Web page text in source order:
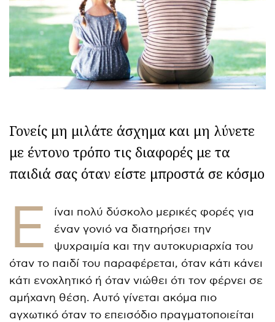
Γονείς μη μιλάτε άσχημα και μη λύνετε
με έντονο τρόπο τις διαφορές με τα
παιδιά σας όταν είστε μπροστά σε κόσμο
Ε
ίναι πολύ δύσκολο μερικές φορές για
έναν γονιό να διατηρήσει την
ψυχραιμία και την αυτοκυριαρχία του
όταν το παιδί του παραφέρεται, όταν κάτι κάνει
κάτι ενοχλητικό ή όταν νιώθει ότι τον φέρνει σε
αμήχανη θέση. Αυτό γίνεται ακόμα πιο
αγχωτικό όταν το επεισόδιο πραγματοποιείται